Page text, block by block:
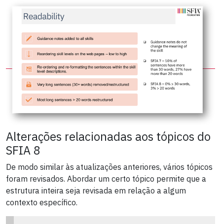
Alterações relacionadas aos tópicos do
SFIA 8
De modo similar às atualizações anteriores, vários tópicos
foram revisados. Abordar um certo tópico permite que a
estrutura inteira seja revisada em relação a algum
contexto específico.